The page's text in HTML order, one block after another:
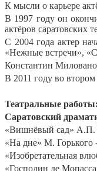
К мысли о карьере
В 1997 году он
актёров саратовских
С 2004 года актер
«Нежные встречи»,
Константин
В 2011 году во втором
Театральные работы:
Саратовский
«Вишнёвый сад» А.П.
«На дне» М. Горького
«Изобретательная
«Господин де